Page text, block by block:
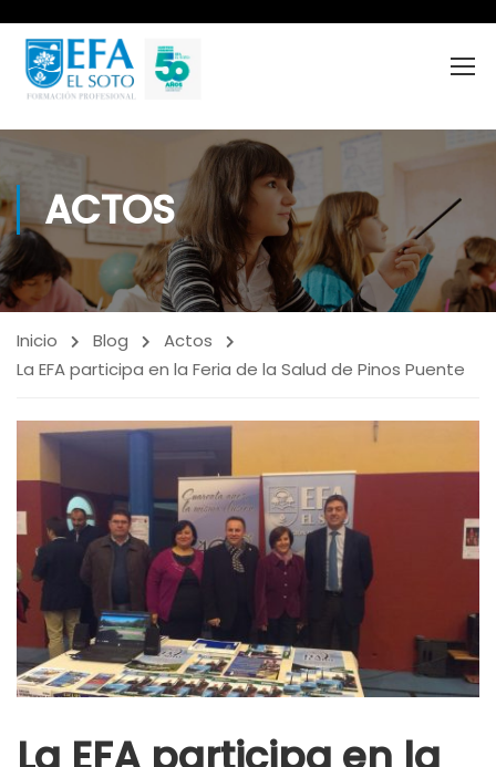
ACTOS
Inicio Blog
Actos
La EFA participa en la Feria de la Salud de Pinos Puente